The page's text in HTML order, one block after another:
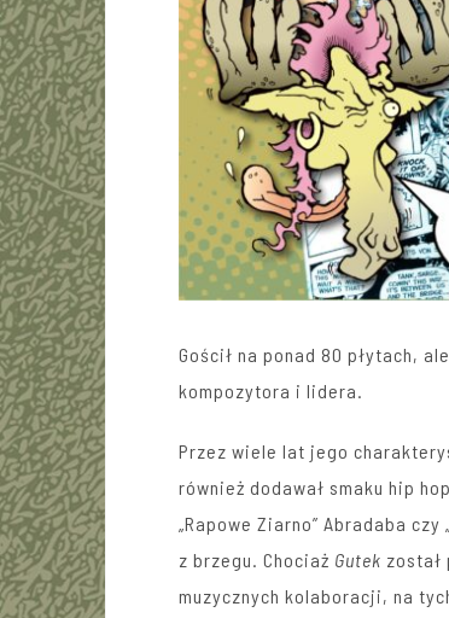
Gościł na ponad 80 płytach,
kompozytora i lidera.
Przez wiele lat jego
również dodawał smaku hip
„Rapowe Ziarno” Abradaba
z brzegu. Chociaż Gutek został
muzycznych kolaboracji, na